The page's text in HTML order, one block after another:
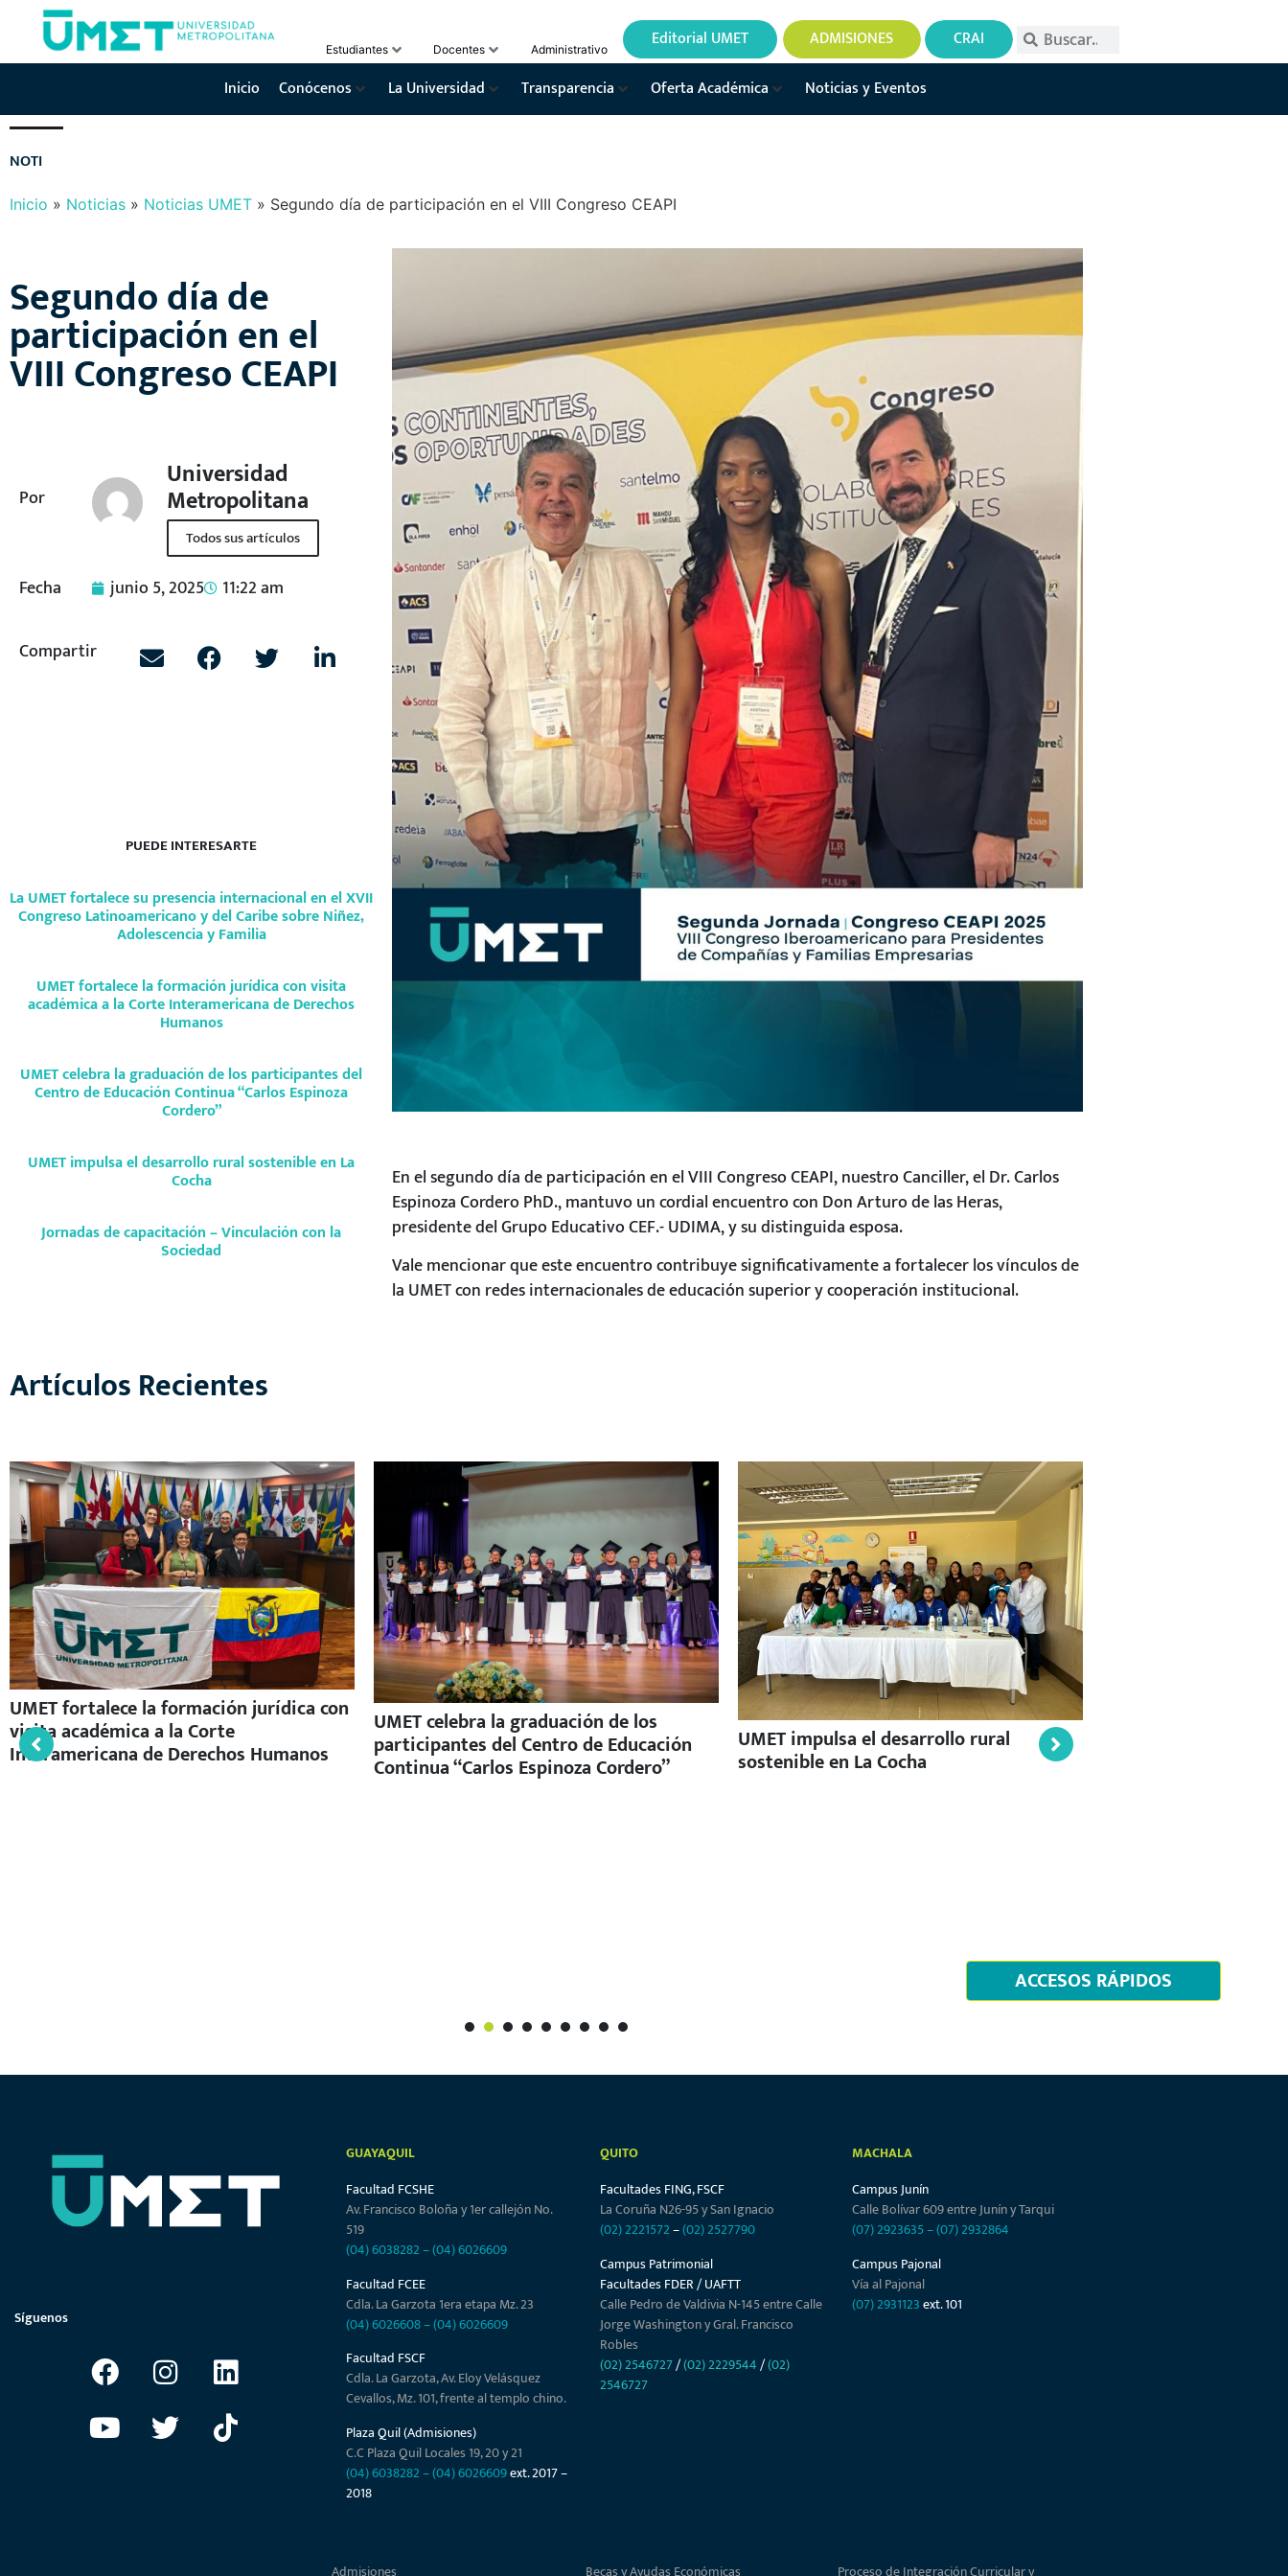
ACCESOS RÁPIDOS
Estudiantes Docentes Administrativo Editorial UMET ADMISIONES
CRAI
Inicio
Conócenos La Universidad Transparencia Oferta Académica Noticias y Eventos
NOTI
Inicio » Noticias » Noticias UMET » Segundo día de participación en el VIII Congreso CEAPI
Segundo día de
participación en el
VIII Congreso CEAPI
Por
Universidad
Metropolitana
Todos sus artículos
Fecha junio 5, 2025 11:22 am
Compartir
PUEDE INTERESARTE
La UMET fortalece su presencia internacional en el XVII
Congreso Latinoamericano y del Caribe sobre Niñez,
Adolescencia y Familia
UMET fortalece la formación jurídica con visita
académica a la Corte Interamericana de Derechos
Humanos
UMET celebra la graduación de los participantes del
Centro de Educación Continua “Carlos Espinoza
Cordero”
UMET impulsa el desarrollo rural sostenible en La
Cocha
Jornadas de capacitación – Vinculación con la
Sociedad
En el segundo día de participación en el VIII Congreso CEAPI, nuestro Canciller, el Dr. Carlos
Espinoza Cordero PhD., mantuvo un cordial encuentro con Don Arturo de las Heras,
presidente del Grupo Educativo CEF.- UDIMA, y su distinguida esposa.
Vale mencionar que este encuentro contribuye significativamente a fortalecer los vínculos de
la UMET con redes internacionales de educación superior y cooperación institucional.
Artículos Recientes
UMET fortalece la formación jurídica con
visita académica a la Corte
Interamericana de Derechos Humanos
UMET celebra la graduación de los
participantes del Centro de Educación
Continua “Carlos Espinoza Cordero”
UMET impulsa el desarrollo rural
sostenible en La Cocha
1
Síguenos
GUAYAQUIL
Facultad FCSHE
Av. Francisco Boloña y 1er callejón No.
519
(04) 6038282–(04) 6026609
Facultad FCEE
Cdla. La Garzota 1era etapa Mz. 23
(04) 6026608–(04) 6026609
Facultad FSCF
Cdla. La Garzota, Av. Eloy Velásquez
Cevallos, Mz. 101, frente al templo chino.
Plaza Quil (Admisiones)
C.C Plaza Quil Locales 19, 20 y 21
(04) 6038282–(04) 6026609ext. 2017 –
2018
QUITO
Facultades FING, FSCF
La Coruña N26-95 y San Ignacio
(02) 2221572–(02) 2527790
Campus Patrimonial
Facultades FDER / UAFTT
Calle Pedro de Valdivia N-145 entre Calle
Jorge Washington y Gral. Francisco
Robles
(02) 2546727/(02) 2229544/(02)
2546727
MACHALA
Campus Junín
Calle Bolívar 609 entre Junín y Tarqui
(07) 2923635–(07) 2932864
Campus Pajonal
Vía al Pajonal
(07) 2931123ext. 101